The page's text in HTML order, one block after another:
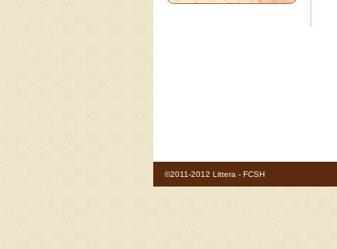
©2011-2012 Littera - FCSH